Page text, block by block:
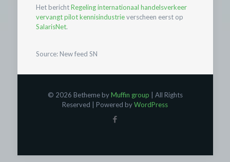
Het berichtRegeling internationaal handelsverkeer
vervangt pilot kennisindustrieverscheen eerst op
SalarisNet.
Source: New feed SN
© 2026 Betheme byMuffin group | All Rights
Reserved | Powered byWordPress